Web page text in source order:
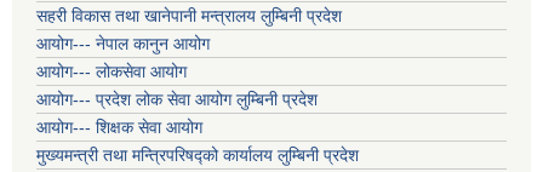
सहरी विकास तथा खानेपानी मन्त्रालय लुम्बिनी प्रदेश
आयोग--- नेपाल कानुन आयोग
आयोग--- लोकसेवा आयोग
आयोग--- प्रदेश लोक सेवा आयोग लुम्बिनी प्रदेश
आयोग--- शिक्षक सेवा आयोग
मुख्यमन्त्री तथा मन्त्रिपरिषद्को कार्यालय लुम्बिनी प्रदेश